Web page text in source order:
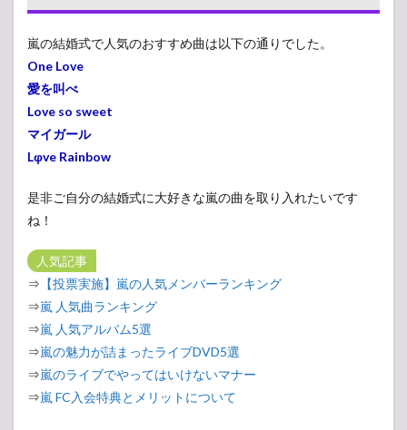
嵐の結婚式で人気のおすすめ曲は以下の通りでした。
One Love
愛を叫べ
Love so sweet
マイガール
Lφve Rainbow
是非ご自分の結婚式に大好きな嵐の曲を取り入れたいです
ね！
人気記事
⇒ 【投票実施】嵐の人気メンバーランキング
⇒嵐 人気曲ランキング
⇒嵐 人気アルバム5選
⇒嵐の魅力が詰まったライブDVD5選
⇒嵐のライブでやってはいけないマナー
⇒嵐 FC入会特典とメリットについて